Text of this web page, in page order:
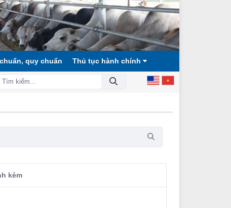
quy chuẩn Thủ tục hành chính
CÔNG BẰNG, DÂN CHỦ, VĂN MINH!
kèm